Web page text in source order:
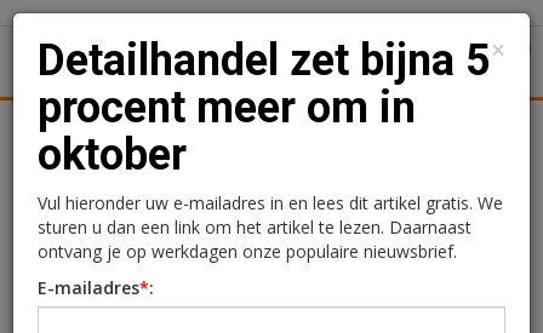
Nieuws Uitgelicht
Detailhandel zet bijna 5
procent meer om in
oktober
×
Detailhandel zet bijna 5
procent meer om in
oktober
Vul hieronder uw e-mailadres in en lees dit artikel gratis. We
sturen u dan een link om het artikel te lezen. Daarnaast
ontvang je op werkdagen onze populaire nieuwsbrief.
E-mailadres*: